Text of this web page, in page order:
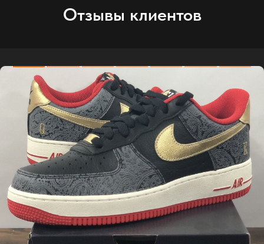
Отзывы клиентов